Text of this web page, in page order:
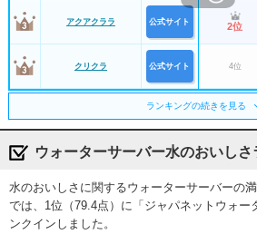
アクアクララ 公式サイト 2位
クリクラ 公式サイト 4位
5位
アルピナウォーター 公式サイト 6位
おいしい水の宅配便
ランキングの続きを見る
ウォーターサーバー水のおいし
水のおいしさに関するウォーターサーバーの
では、1位（79.4点）に「ジャパネットウォー
ンクインしました。